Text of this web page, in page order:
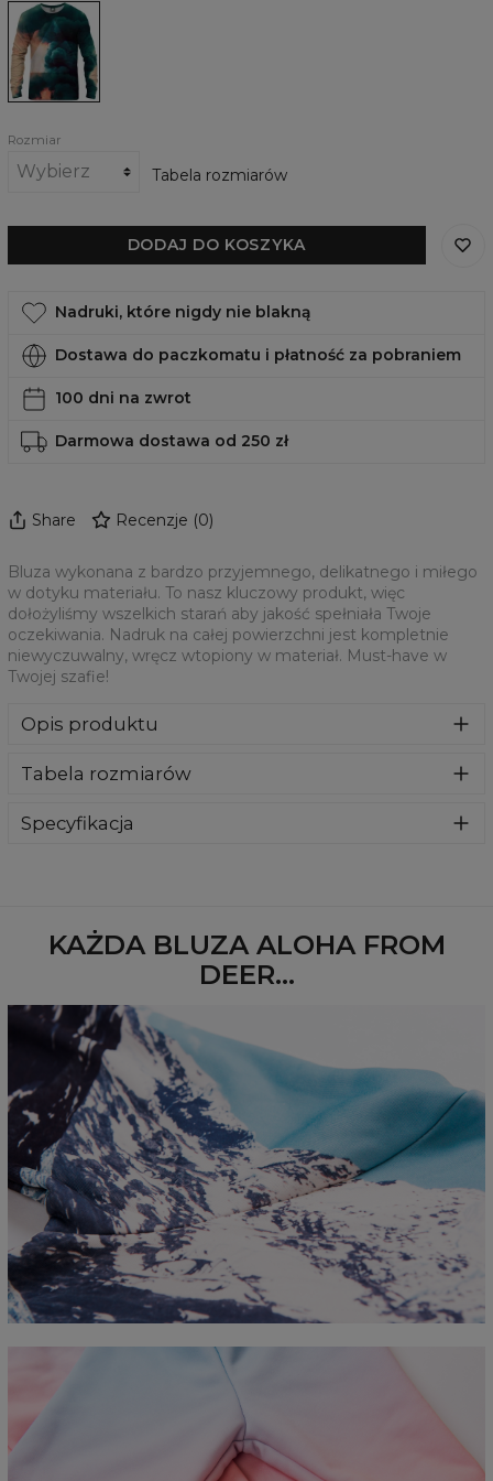
Damska
bluza
Smoked
out
Rozmiar
Tabela rozmiarów
DODAJ DO KOSZYKA
Nadruki, które nigdy nie blakną
Dostawa do paczkomatu i płatność za pobraniem
100 dni na zwrot
Darmowa dostawa od 250 zł
Share Recenzje (0)
Bluza wykonana z bardzo przyjemnego, delikatnego i miłego
w dotyku materiału. To nasz kluczowy produkt, więc
dołożyliśmy wszelkich starań aby jakość spełniała Twoje
oczekiwania. Nadruk na całej powierzchni jest kompletnie
niewyczuwalny, wręcz wtopiony w materiał. Must-have w
Twojej szafie!
Opis produktu
bawełny i poliestru z wysokiej jakości nadrukiem z przodu i
długie rękawy. Trwałe, wzmocnione szwy są kolorowe, aby
Tabela rozmiarów
Mierzone na płasko
CM
XS S M L 3XL
4XL
A - Długość
67 68 69 70 71 73 75
78
B - Sz. klatki piersiowej
50 52 54 56 58 60 63
C - Długość rękawów
66 66 67 68 69
Specyfikacja
KAŻDA BLUZA ALOHA FROM
DEER...